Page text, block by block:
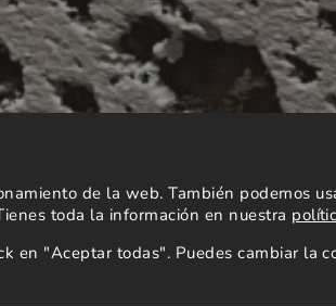
de la web. También podemos
toda la información en nuestra
en "Aceptar todas". Puedes cambiar la